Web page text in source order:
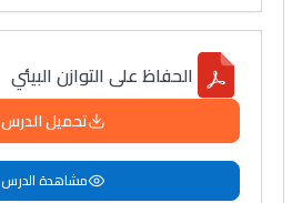
Lycée Maroc
الحفاظ على التوازن البيئي
تحميل الدرس
مشاهدة الدرس